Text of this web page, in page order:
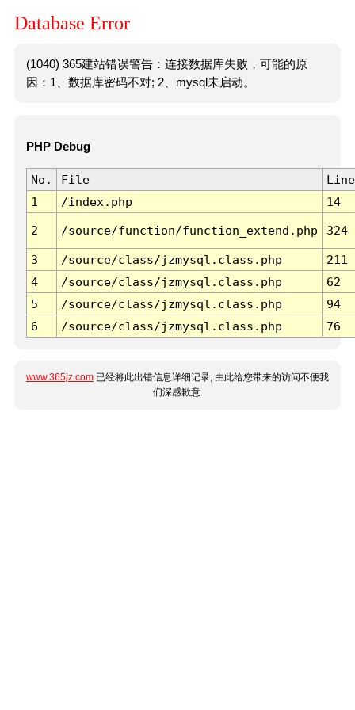
Database Error
(1040) 365建站错误警告：连接数据库失败，可能的原
因：1、数据库密码不对; 2、mysql未启动。
PHP Debug
No. File
Line
1
/index.php 14
2 /source/function/function_extend.php 324
3 /source/class/jzmysql.class.php
211
4
/source/class/jzmysql.class.php
62
5
/source/class/jzmysql.class.php
94
6
/source/class/jzmysql.class.php 76
www.365jz.com 已经将此出错信息详细记录, 由此给您带来的访问不便我
们深感歉意.